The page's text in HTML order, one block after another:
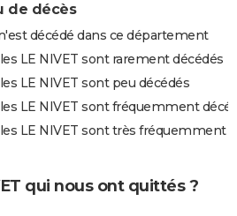
de décès
décédé dans ce département
LE NIVET sont rarement décédés
LE NIVET sont peu décédés
LE NIVET sont fréquemment
LE NIVET sont très fréquemment
qui nous ont quittés ?